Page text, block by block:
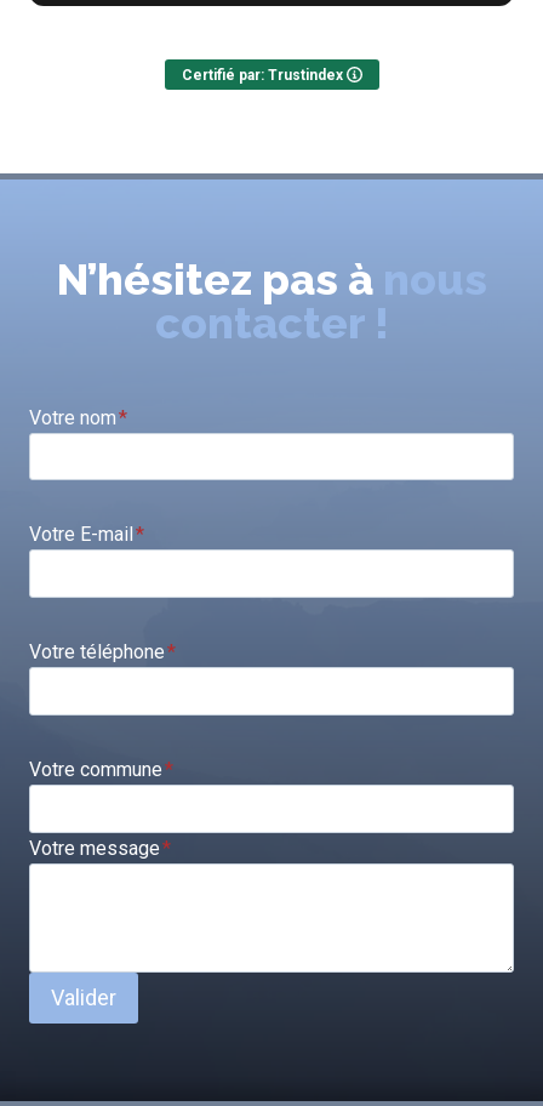
Certifié par: Trustindex
N’hésitez pas à nous
contacter !
Votre nom*
Votre E-mail *
Votre téléphone*
Votre commune*
Votre message*
Valider